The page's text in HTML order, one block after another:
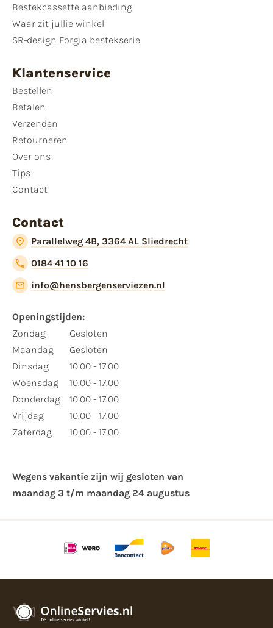
Bestekcassette aanbieding
Waar zit jullie winkel
SR-design Forgia bestekserie
Klantenservice
Bestellen
Betalen
Verzenden
Retourneren
Over ons
Tips
Contact
Contact
Parallelweg 4B, 3364 AL Sliedrecht
0184 41 10 16
info@hensbergenserviezen.nl
Openingstijden:
Zondag
Maandag
Dinsdag
Woensdag
Donderdag
Vrijdag
Zaterdag
Gesloten
Gesloten
10.00 - 17.00
10.00 - 17.00
10.00 - 17.00
10.00 - 17.00
10.00 - 17.00
Wegens vakantie zijn wij gesloten van ​
maandag 3 t/m maandag 24 augustus